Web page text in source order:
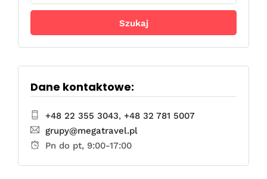
Dane kontaktowe:
+48 22 355 3043, +48 32 781 5007
grupy@megatravel.pl
Pn do pt, 9:00-17:00